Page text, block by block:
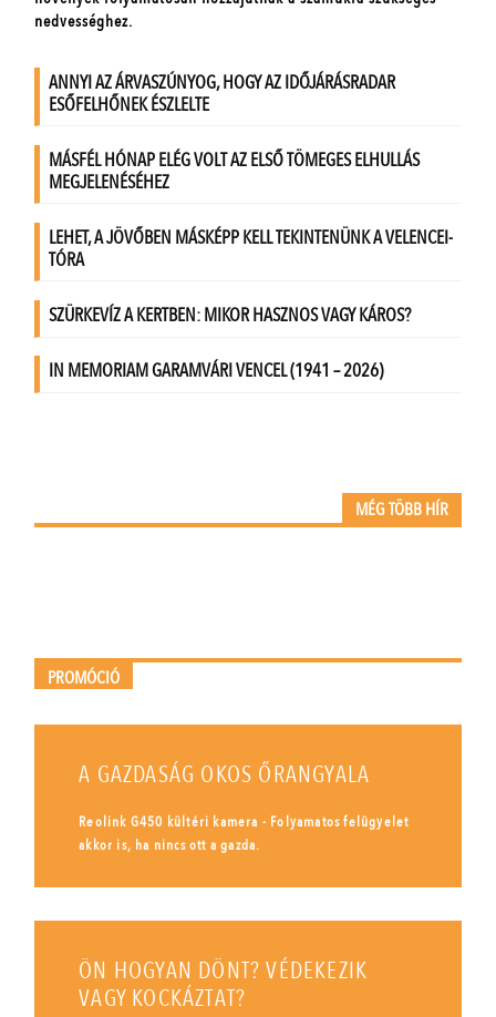
MÉG TÖBB HÍR
PROMÓCIÓ
A GAZDASÁG OKOS ŐRANGYALA
Reolink G450 kültéri kamera - Folyamatos felügyelet
akkor is, ha nincs ott a gazda.
ÖN HOGYAN DÖNT? VÉDEKEZIK
VAGY KOCKÁZTAT?